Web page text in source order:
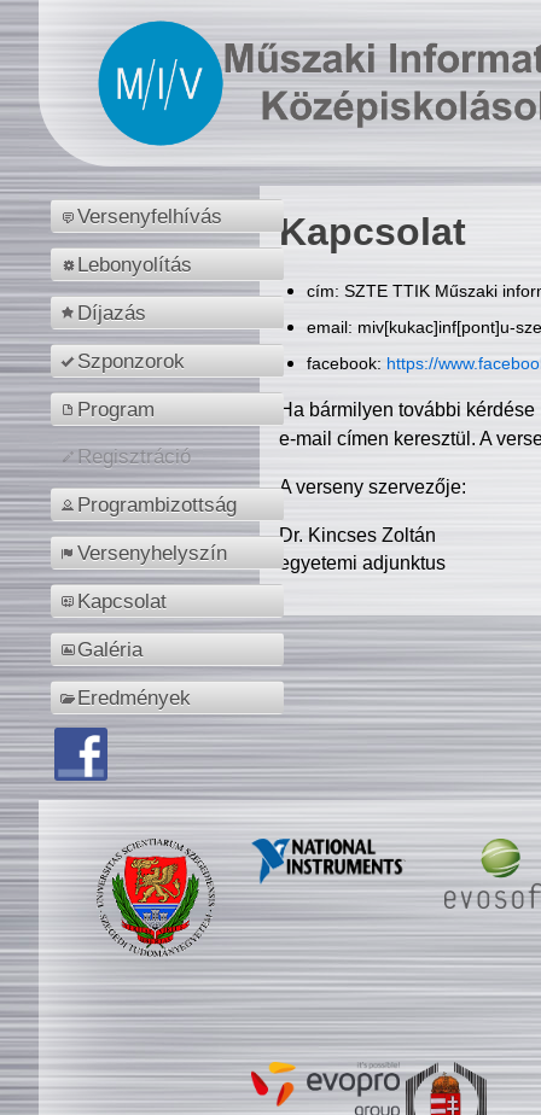
Versenyfelhívás
Lebonyolítás
Díjazás
Szponzorok
Program
Regisztráció
Programbizottság
Versenyhelyszín
Kapcsolat
Galéria
Eredmények
Kapcsolat
cím: SZTE TTIK Műszaki
email: miv[kukac]inf[pont]u-
facebook: https://
Ha bármilyen további
e-mail címen keresztül. A
A verseny szervezője:
Dr. Kincses Zoltán
egyetemi adjunktus